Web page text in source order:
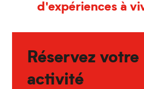
d'expériences à
Réservez votre
activité